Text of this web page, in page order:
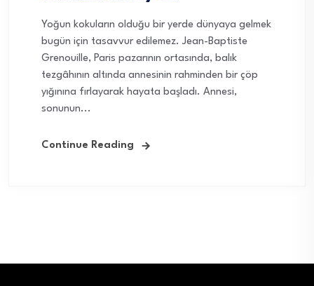
Yoğun kokuların olduğu bir yerde dünyaya gelmek
bugün için tasavvur edilemez. Jean-Baptiste
Grenouille, Paris pazarının ortasında, balık
tezgâhının altında annesinin rahminden bir çöp
yığınına fırlayarak hayata başladı. Annesi,
sonunun...
Continue Reading